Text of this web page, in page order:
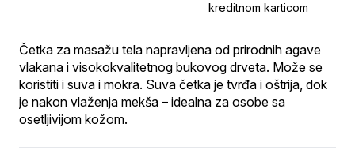
kreditnom karticom
Četka za masažu tela napravljena od prirodnih agave
vlakana i visokokvalitetnog bukovog drveta. Može se
koristiti i suva i mokra. Suva četka je tvrđa i oštrija, dok
je nakon vlaženja mekša – idealna za osobe sa
osetljivijom kožom.